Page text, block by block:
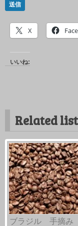
送信
X
いいね:
Related list
ブラジル 手摘み